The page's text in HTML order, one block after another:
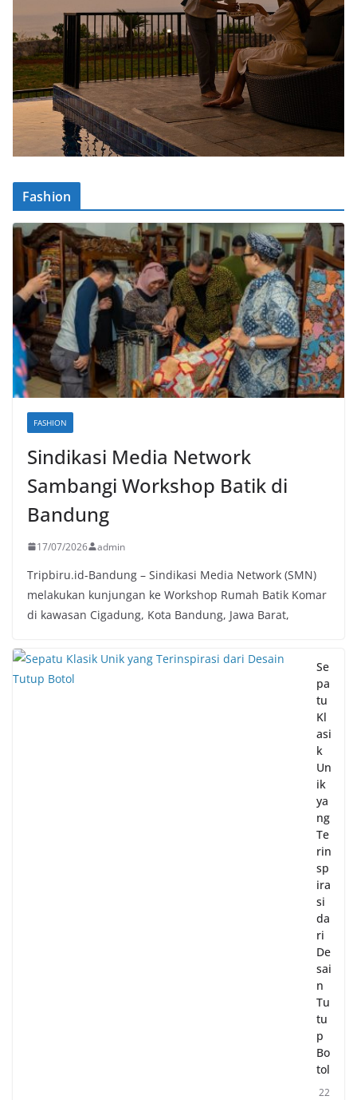
Fashion
FASHION
Sindikasi Media Network
Sambangi Workshop Batik di
Bandung
17/07/2026 admin
Tripbiru.id-Bandung – Sindikasi Media Network (SMN)
melakukan kunjungan ke Workshop Rumah Batik Komar
di kawasan Cigadung, Kota Bandung, Jawa Barat,
Se
pa
tu
Kl
asi
k
Un
ik
ya
ng
Te
rin
sp
ira
si
da
ri
De
sai
n
Tu
tu
p
Bo
tol
22